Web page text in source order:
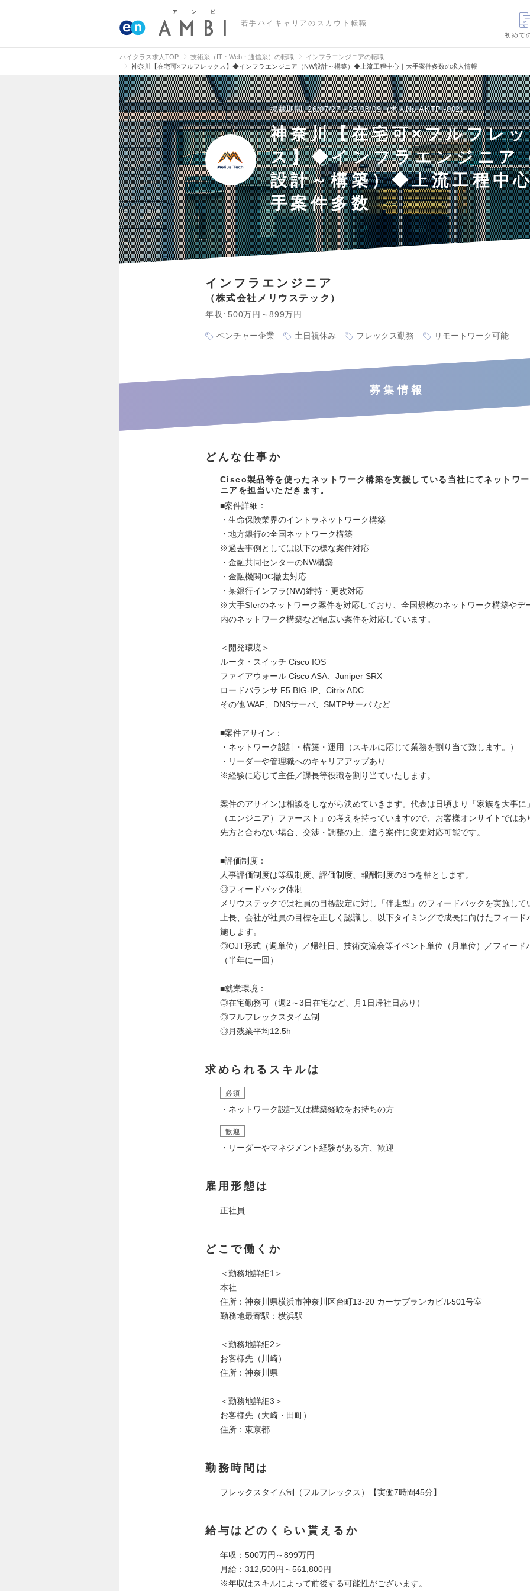
若手ハイキャリアのスカウト転職
初めて
ハイクラス求人TOP 技術系（IT・Web・通信系）の転職
インフラエンジニアの転職
神奈川【在宅可×フルフレックス】◆インフラエンジニア（NW設計～構築）◆上流工程中心｜大手案件多数の求人情報
掲載期間 26/07/27～26/08/09 求人No.AKTPI-002
神奈川【在宅可×フルフレ
ス】◆インフラエンジニア
設計～構築）◆上流工程中
手案件多数
インフラエンジニア
株式会社メリウステック
年収 500万円～899万円
ベンチャー企業 土日祝休み フレックス勤務 リモートワーク可能
募集情報
どんな仕事か
Cisco製品等を使ったネットワーク構築を支援している当社にてネットワ
ニアを担当いただきます。
■案件詳細：
・生命保険業界のイントラネットワーク構築
・地方銀行の全国ネットワーク構築
※過去事例としては以下の様な案件対応
・金融共同センターのNW構築
・金融機関DC撤去対応
・某銀行インフラ(NW)維持・更改対応
※大手SIerのネットワーク案件を対応しており、全国規模のネットワーク構築やデ
内のネットワーク構築など幅広い案件を対応しています。
＜開発環境＞
ルータ・スイッチ Cisco IOS
ファイアウォール Cisco ASA、Juniper SRX
ロードバランサ F5 BIG-IP、Citrix ADC
その他 WAF、DNSサーバ、SMTPサーバ など
■案件アサイン：
・ネットワーク設計・構築・運用（スキルに応じて業務を割り当て致します。）
・リーダーや管理職へのキャリアアップあり
※経験に応じて主任／課長等役職を割り当ていたします。
案件のアサインは相談をしながら決めていきます。代表は日頃より「家族を大事に
（エンジニア）ファースト」の考えを持っていますので、お客様オンサイトではあ
先方と合わない場合、交渉・調整の上、違う案件に変更対応可能です。
■評価制度：
人事評価制度は等級制度、評価制度、報酬制度の3つを軸とします。
◎フィードバック体制
メリウステックでは社員の目標設定に対し「伴走型」のフィードバックを実施して
上長、会社が社員の目標を正しく認識し、以下タイミングで成長に向けたフィード
施します。
◎OJT形式（週単位）／帰社日、技術交流会等イベント単位（月単位）／フィード
（半年に一回）
■就業環境：
◎在宅勤務可（週2～3日在宅など、月1日帰社日あり）
◎フルフレックスタイム制
◎月残業平均12.5h
求められるスキルは
必須
・ネットワーク設計又は構築経験をお持ちの方
歓迎
・リーダーやマネジメント経験がある方、歓迎
雇用形態は
正社員
どこで働くか
＜勤務地詳細1＞
本社
住所：神奈川県横浜市神奈川区台町13-20 カーサブランカビル501号室
勤務地最寄駅：横浜駅
＜勤務地詳細2＞
お客様先（川崎）
住所：神奈川県
＜勤務地詳細3＞
お客様先（大崎・田町）
住所：東京都
勤務時間は
フレックスタイム制（フルフレックス）【実働7時間45分】
給与はどのくらい貰えるか
年収：500万円～899万円
月給：312,500円～561,800円
※年収はスキルによって前後する可能性がございます。